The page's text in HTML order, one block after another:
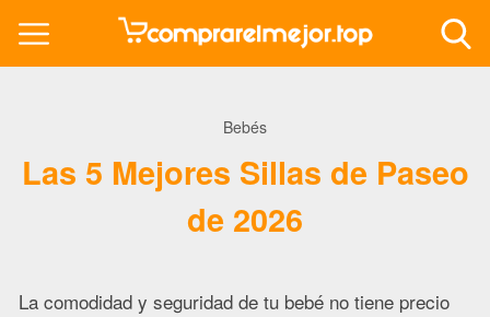
Bebés
Las 5 Mejores Sillas de Paseo
de 2026
La comodidad y seguridad de tu bebé no tiene precio